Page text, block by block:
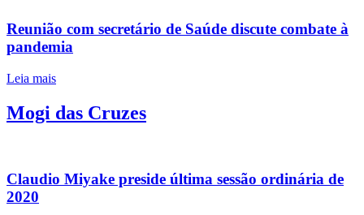
Reunião com secretário de Saúde discute combate à
pandemia
Leia mais
Mogi das Cruzes
Claudio Miyake preside última sessão ordinária de
2020